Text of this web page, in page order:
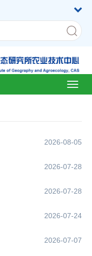
2026-08-05
2026-07-28
2026-07-28
2026-07-24
2026-07-07